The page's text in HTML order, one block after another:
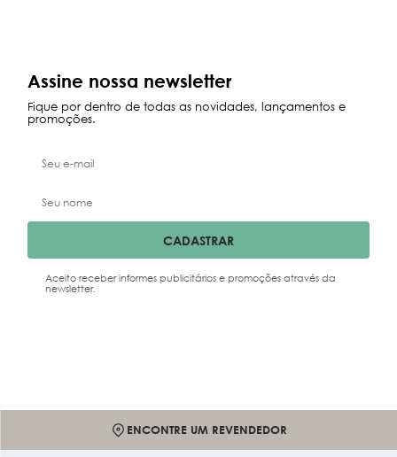
Data Lançamento
Assine nossa newsletter
Fique por dentro de todas as novidades, lançamentos e
promoções.
CADASTRAR
Aceito receber informes publicitários e promoções através da
newsletter.
ENCONTRE UM REVENDEDOR